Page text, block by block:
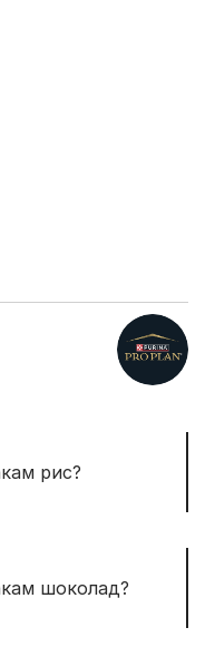
рис?
шоколад?